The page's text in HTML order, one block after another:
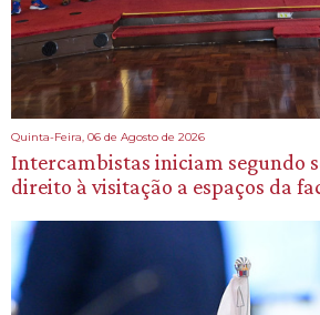
Quinta-Feira, 06 de Agosto de 2026
Intercambistas iniciam segundo
direito à visitação a espaços da